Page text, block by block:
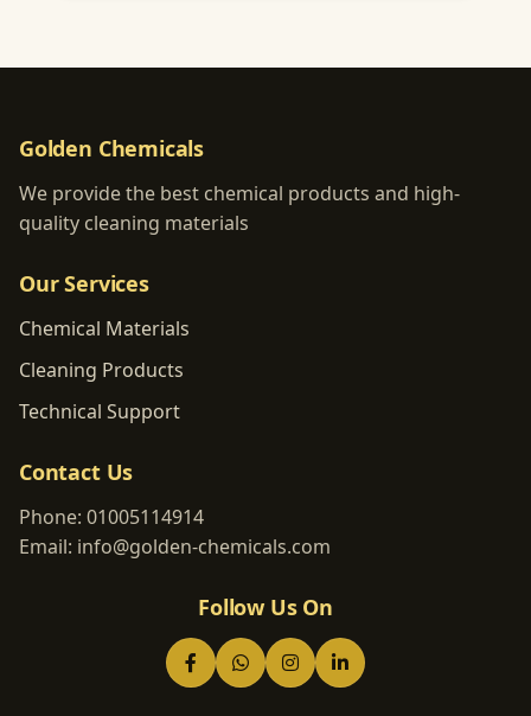
Golden Chemicals
We provide the best chemical products and high-
quality cleaning materials
Our Services
Chemical Materials
Cleaning Products
Technical Support
Contact Us
Phone: 01005114914
Email: info@golden-chemicals.com
Follow Us On